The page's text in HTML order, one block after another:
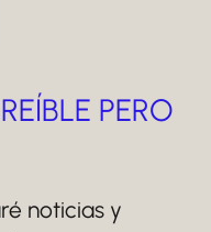
PERO
noticias y